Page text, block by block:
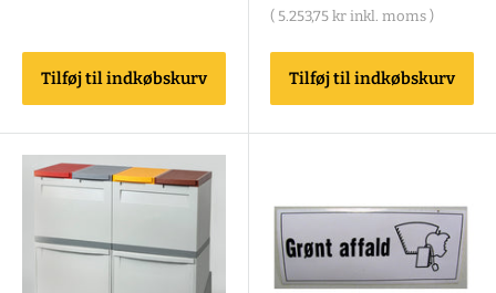
Tilføj til indkøbskurv
( 5.253,75 kr inkl. moms )
Tilføj til indkøbskurv